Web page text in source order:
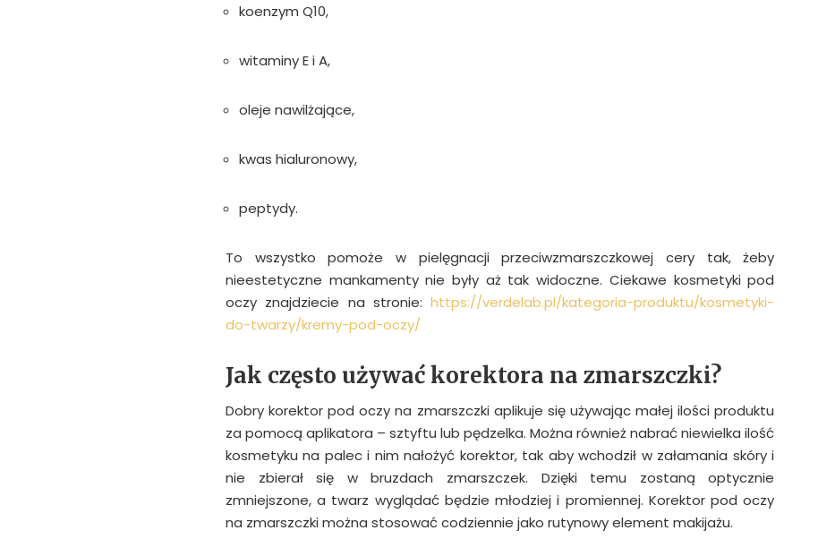
koenzym Q10,
witaminy E i A,
oleje nawilżające,
kwas hialuronowy,
peptydy.
To wszystko pomoże w pielęgnacji przeciwzmarszczkowej cery tak, żeby
nieestetyczne mankamenty nie były aż tak widoczne. Ciekawe kosmetyki pod
oczy znajdziecie na stronie:https://verdelab.pl/kategoria-produktu/kosmetyki-
do-twarzy/kremy-pod-oczy/
Jak często używać korektora na zmarszczki?
Dobry korektor pod oczy na zmarszczki aplikuje się używając małej ilości produktu
za pomocą aplikatora – sztyftu lub pędzelka. Można również nabrać niewielka ilość
kosmetyku na palec i nim nałożyć korektor, tak aby wchodził w załamania skóry i
nie zbierał się w bruzdach zmarszczek. Dzięki temu zostaną optycznie
zmniejszone, a twarz wyglądać będzie młodziej i promiennej. Korektor pod oczy
na zmarszczki można stosować codziennie jako rutynowy element makijażu.